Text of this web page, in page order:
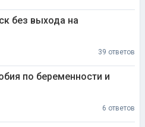
без выхода на
39 ответов
по беременности и
6 ответов